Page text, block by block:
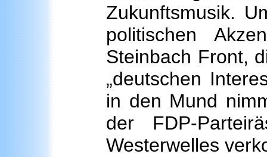
Zukunftsmusik.
politischen
Steinbach Front,
„deutschen
in den Mund
der FDP-
Westerwelles